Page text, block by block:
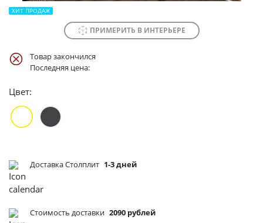
ХИТ ПРОДАЖ
ПРИМЕРИТЬ В ИНТЕРЬЕРЕ
Товар закончился
Последняя цена:
Цвет:
Доставка Столплит 1-3 дней
Стоимость доставки 2090 рублей